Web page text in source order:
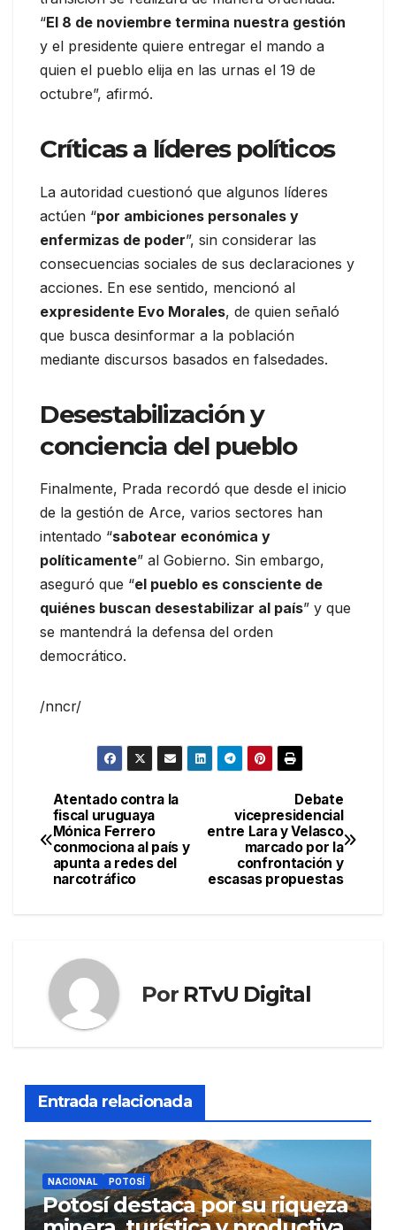
“El 8 de noviembre termina nuestra gestión
y el presidente quiere entregar el mando a
quien el pueblo elija en las urnas el 19 de
octubre”, afirmó.
Críticas a líderes políticos
La autoridad cuestionó que algunos líderes
actúen “por ambiciones personales y
enfermizas de poder”, sin considerar las
consecuencias sociales de sus declaraciones y
acciones. En ese sentido, mencionó al
expresidente Evo Morales, de quien señaló
que busca desinformar a la población
mediante discursos basados en falsedades.
Desestabilización y
conciencia del pueblo
Finalmente, Prada recordó que desde el inicio
de la gestión de Arce, varios sectores han
intentado “sabotear económica y
políticamente” al Gobierno. Sin embargo,
aseguró que “el pueblo es consciente de
quiénes buscan desestabilizar al país” y que
se mantendrá la defensa del orden
democrático.
/nncr/
Navegación
de
entradas
Debate
vicepresidencial
entre Lara y Velasco
marcado por la
confrontación y
escasas propuestas
Atentado contra la
fiscal uruguaya
Mónica Ferrero
conmociona al país y
apunta a redes del
narcotráfico
Por RTvU Digital
Entrada relacionada
NACIONAL POTOSÍ
Potosí destaca por su riqueza